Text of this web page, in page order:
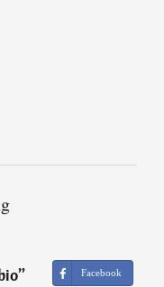
”
Facebook